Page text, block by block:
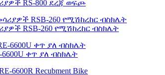
RS-800 ደረጃ ወፍጮ
RSB-260 የሚሽከረከር ብስክሌት
ቀጥ ያለ ብስክሌት